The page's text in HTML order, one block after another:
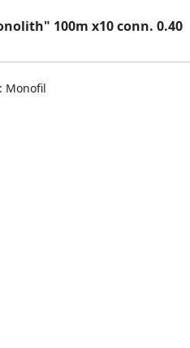
100m x10 conn. 0.40
Monofil